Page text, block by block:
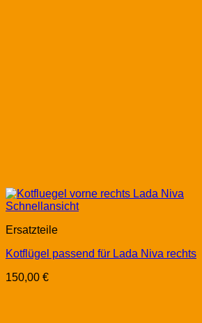
Schnellansicht
Ersatzteile
Kotflügel passend für Lada Niva rechts
150,00 €